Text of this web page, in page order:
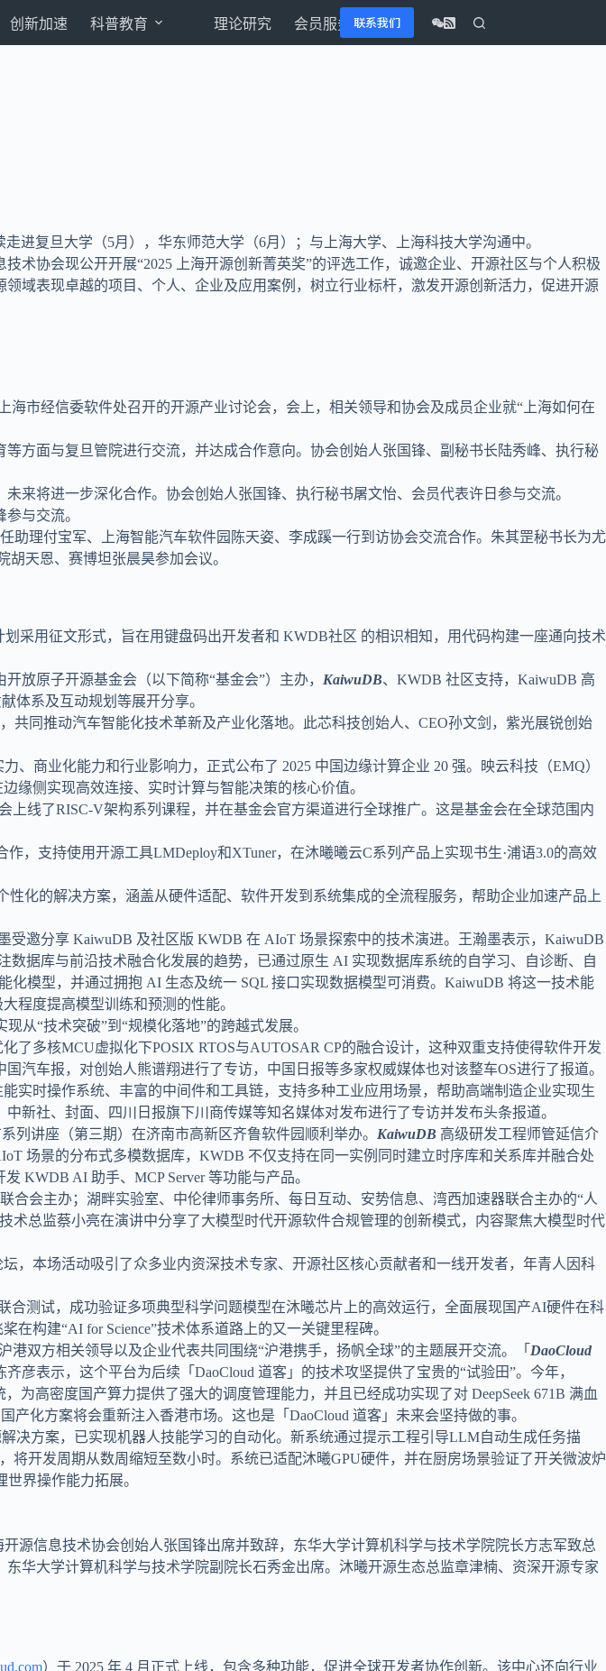
创新加速 科普教育 理论研究 会员服务 联系我们
进复旦大学（5月），华东师范大学（6月）；与上海大学、上海科技大学沟通中。
术协会现公开开展“2025 上海开源创新菁英奖”的评选工作，诚邀企业、开源社区与个人积极
域表现卓越的项目、个人、企业及应用案例，树立行业标杆，激发开源创新活力，促进开源
市经信委软件处召开的开源产业讨论会，会上，相关领导和协会及成员企业就“上海如何在
方面与复旦管院进行交流，并达成合作意向。协会创始人张国锋、副秘书长陆秀峰、执行秘
来将进一步深化合作。协会创始人张国锋、执行秘书屠文怡、会员代表许日参与交流。
与交流。
理付宝军、上海智能汽车软件园陈天姿、李成蹊一行到访协会交流合作。朱其罡秘书长为尤
天恩、赛博坦张晨昊参加会议。
采用征文形式，旨在用键盘码出开发者和 KWDB社区 的相识相知，用代码构建一座通向技术
放原子开源基金会（以下简称“基金会”）主办， KaiwuDB、KWDB 社区支持，KaiwuDB 高
体系及互动规划等展开分享。
共同推动汽车智能化技术革新及产业化落地。此芯科技创始人、CEO孙文剑，紫光展锐创始
、商业化能力和行业影响力，正式公布了 2025 中国边缘计算企业 20 强。映云科技（EMQ）
缘侧实现高效连接、实时计算与智能决策的核心价值。
上线了RISC-V架构系列课程，并在基金会官方渠道进行全球推广。这是基金会在全球范围内
作，支持使用开源工具LMDeploy和XTuner，在沐曦曦云C系列产品上实现书生·浦语3.0的高效
化的解决方案，涵盖从硬件适配、软件开发到系统集成的全流程服务，帮助企业加速产品上
受邀分享 KaiwuDB 及社区版 KWDB 在 AIoT 场景探索中的技术演进。王瀚墨表示，KaiwuDB
据库与前沿技术融合化发展的趋势，已通过原生 AI 实现数据库系统的自学习、自诊断、自
模型，并通过拥抱 AI 生态及统一 SQL 接口实现数据模型可消费。KaiwuDB 将这一技术能
程度提高模型训练和预测的性能。
从“技术突破”到“规模化落地”的跨越式发展。
了多核MCU虚拟化下POSIX RTOS与AUTOSAR CP的融合设计，这种双重支持使得软件开发
汽车报，对创始人熊谱翔进行了专访，中国日报等多家权威媒体也对该整车OS进行了报道。
实时操作系统、丰富的中间件和工具链，支持多种工业应用场景，帮助高端制造企业实现生
新社、封面、四川日报旗下川商传媒等知名媒体对发布进行了专访并发布头条报道。
列讲座（第三期）在济南市高新区齐鲁软件园顺利举办。 KaiwuDB 高级研发工程师管延信介
场景的分布式多模数据库，KWDB 不仅支持在同一实例同时建立时序库和关系库并融合处
KWDB AI 助手、MCP Server 等功能与产品。
会主办；湖畔实验室、中伦律师事务所、每日互动、安势信息、湾西加速器联合主办的“人
术总监蔡小亮在演讲中分享了大模型时代开源软件合规管理的创新模式，内容聚焦大模型时代
，本场活动吸引了众多业内资深技术专家、开源社区核心贡献者和一线开发者，年青人因科
合测试，成功验证多项典型科学问题模型在沐曦芯片上的高效运行，全面展现国产AI硬件在科
在构建“AI for Science”技术体系道路上的又一关键里程碑。
双方相关领导以及企业代表共同围绕“沪港携手，扬帆全球”的主题展开交流。「 DaoCloud
表示，这个平台为后续「DaoCloud 道客」的技术攻坚提供了宝贵的“试验田”。今年，
为高密度国产算力提供了强大的调度管理能力，并且已经成功实现了对 DeepSeek 671B 满血
化方案将会重新注入香港市场。这也是「DaoCloud 道客」未来会坚持做的事。
决方案，已实现机器人技能学习的自动化。新系统通过提示工程引导LLM自动生成任务描
开发周期从数周缩短至数小时。系统已适配沐曦GPU硬件，并在厨房场景验证了开关微波炉
界操作能力拓展。
源信息技术协会创始人张国锋出席并致辞，东华大学计算机科学与技术学院院长方志军致总
华大学计算机科学与技术学院副院长石秀金出席。沐曦开源生态总监章津楠、资深开源专家
）于 2025 年 4 月正式上线，包含多种功能，促进全球开发者协作创新。该中心还向行业